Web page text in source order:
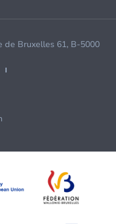
de Bruxelles 61, B-5000